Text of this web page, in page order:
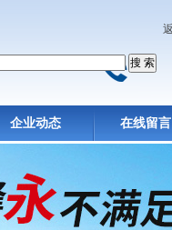
企业动态 在线留言